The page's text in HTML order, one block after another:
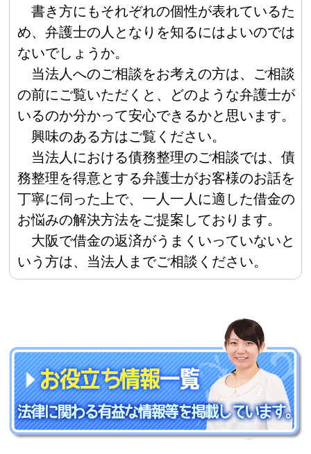
書き方にもそれぞれの個性が表れているた
め、弁護士の人となりを知るにはよいのでは
ないでしょうか。
当法人へのご相談をお考えの方は、ご相談
の前にご覧いただくと、どのような弁護士が
いるのか分かって安心できるかと思います。
興味のある方はご覧ください。
当法人における債務整理のご相談では、債
務整理を得意とする弁護士がお客様のお話を
丁寧に伺った上で、一人一人に適した借金の
お悩みの解決方法をご提案しております。
大阪で借金の返済がうまくいっていないと
いう方は、当法人までご相談ください。